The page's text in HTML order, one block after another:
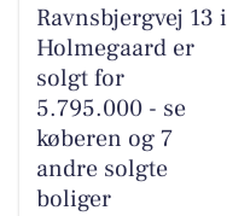
Ravnsbjergvej 13 i
Holmegaard er
solgt for
5.795.000 - se
køberen og 7
andre solgte
boliger